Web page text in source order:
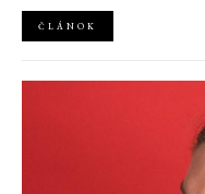
značky Moschino.
ČLÁNOK